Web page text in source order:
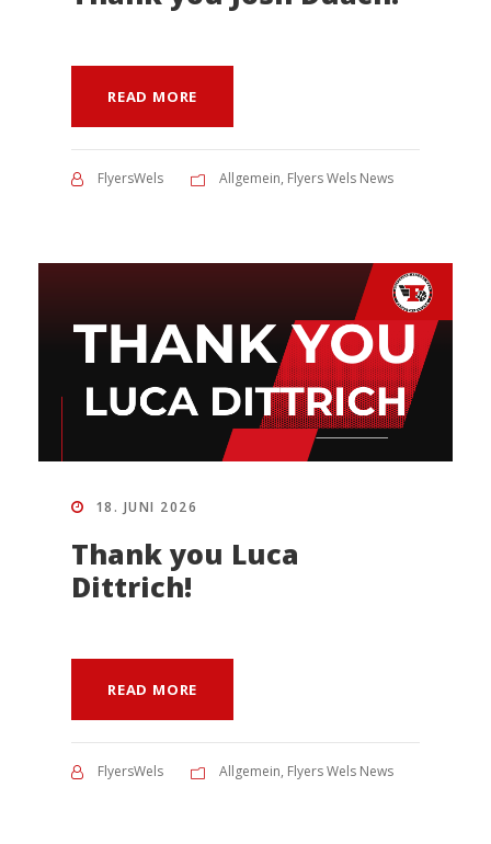
READ MORE
FlyersWels Allgemein, Flyers Wels News
18. JUNI 2026
Thank you Luca
Dittrich!
READ MORE
FlyersWels Allgemein, Flyers Wels News